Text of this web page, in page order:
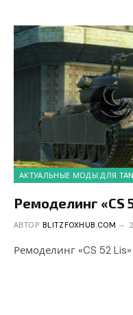
АКТУАЛЬНЫЕ МОДЫ ДЛЯ
Ремоделинг «CS
АВТОР BLITZFOXHUB.COM
Ремоделинг «CS 52